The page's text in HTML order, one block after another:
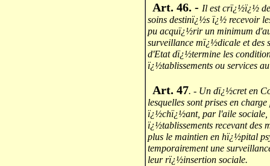
Art. 46. - Il est crï¿½ï¿½
soins destinï¿½s ï¿½ recevoir
pu acquï¿½rir un minimum
surveillance mï¿½dicale et des
d'Etat dï¿½termine les
ï¿½tablissements ou services
Art. 47. - Un dï¿½cret en
lesquelles sont prises en
ï¿½chï¿½ant, par l'aile sociale,
ï¿½tablissements recevant des
plus le maintien en hï¿½pital
temporairement une
leur rï¿½insertion sociale.